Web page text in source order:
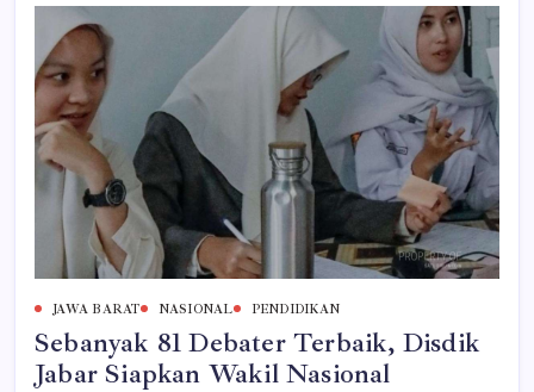
JAWA BARAT NASIONAL PENDIDIKAN
Sebanyak 81 Debater Terbaik, Disdik
Jabar Siapkan Wakil Nasional